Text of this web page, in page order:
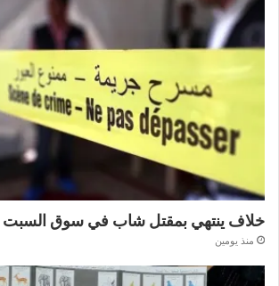
خلاف ينتهي بمقتل شاب في سوق السبت
منذ يومين